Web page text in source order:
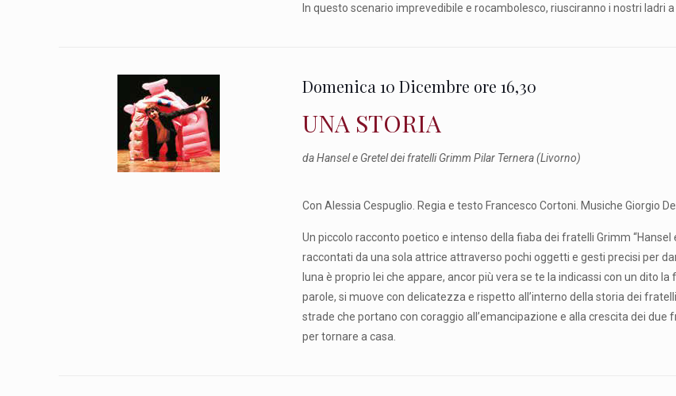
In questo scenario imprevedibile e rocambolesco, riusciranno i nostri ladri
Domenica 10 Dicembre ore 16,30
UNA STORIA
da Hansel e Gretel dei fratelli Grimm Pilar Ternera (Livorno)
Con Alessia Cespuglio. Regia e testo Francesco Cortoni. Musiche Giorgio De
Un piccolo racconto poetico e intenso della fiaba dei fratelli Grimm
raccontati da una sola attrice attraverso pochi oggetti e gesti precisi per
luna è proprio lei che appare, ancor più vera se te la indicassi con un dito la
parole, si muove con delicatezza e rispetto all’interno della storia dei
strade che portano con coraggio all’emancipazione e alla crescita dei
per tornare a casa.